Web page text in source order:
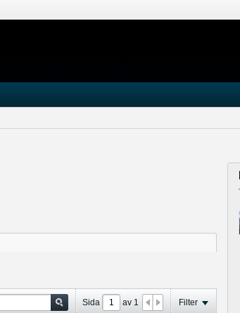
Sida av 1 Filter